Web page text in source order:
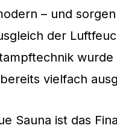
– und
der
vielfach
Sauna ist das